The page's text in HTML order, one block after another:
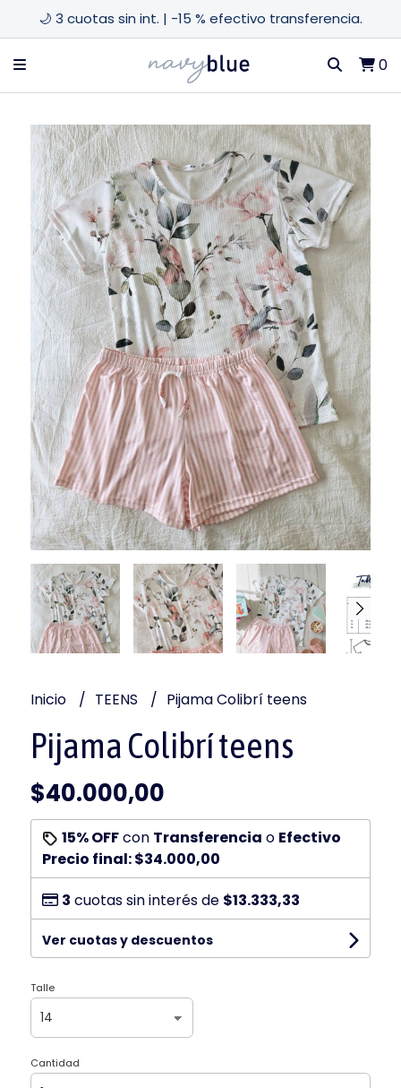
🌙 3 cuotas sin int. | -15 % efectivo transferencia.
0
Inicio TEENS Pijama Colibrí teens
Pijama Colibrí teens
$40.000,00
15% OFFcon Transferencia o Efectivo
Precio final:$34.000,00
3 cuotas sin interés de $13.333,33
Ver cuotas y descuentos
Talle
Cantidad